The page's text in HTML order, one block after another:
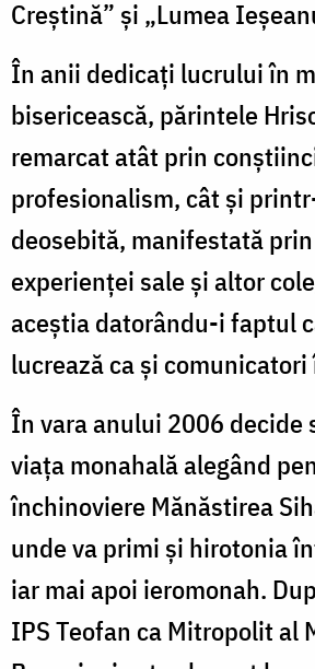
Creştină” și „Lumea
În anii dedicaţi lucrului în
bisericească, părintele
remarcat atât prin
profesionalism, cât şi
deosebită, manifestată
experienţei sale şi altor
aceştia datorându-i faptul
lucrează ca şi
În vara anului 2006 decide
viaţa monahală alegând
închinoviere Mănăstirea
unde va primi şi hirotonia
iar mai apoi ieromonah.
IPS Teofan ca Mitropolit al